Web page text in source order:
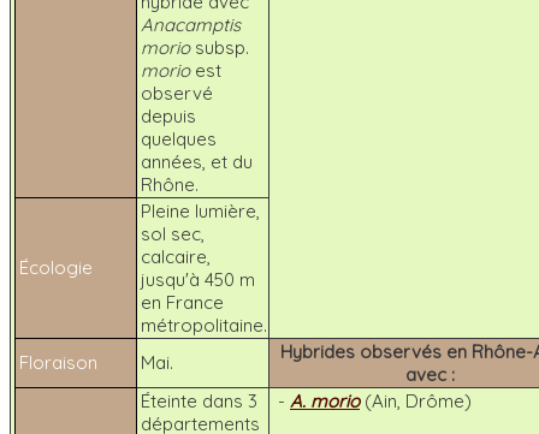
Anacamptis
moriosubsp.
morioest
observé
depuis
quelques
années, et du
Rhône.
Écologie
Pleine lumière,
sol sec,
calcaire,
jusqu'à 450 m
en France
métropolitaine.
Floraison
Mai.
Hybrides observés en Rhône-
avec :
Éteinte dans 3
départements
- A. morio(Ain, Drôme)